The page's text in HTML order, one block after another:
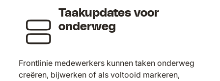
Taakupdates voor
onderweg
Frontlinie medewerkers kunnen taken onderweg
creëren, bijwerken of als voltooid markeren,